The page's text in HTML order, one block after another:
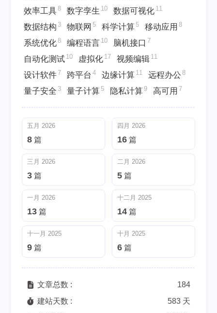
效率工具8 数字孪生 10 数据可视化 11
数据结构 3 物联网 5 科学计算 5 移动应用 8
系统优化8 编程语言 10 脑机接口 7
自动化测试 10 虚拟化 17 视频编辑 11
设计软件7 跨平台 4 边缘计算 11 远程办公 8
量子安全 3 量子计算 5 隐私计算9 高可用 7
五月 2026
8 篇
四月 2026
16 篇
三月 2026
3 篇
二月 2026
5 篇
一月 2026
13 篇
十二月 2025
14 篇
十一月 2025
9 篇
十月 2025
6 篇
文章总数 :
184
建站天数 :
583 天